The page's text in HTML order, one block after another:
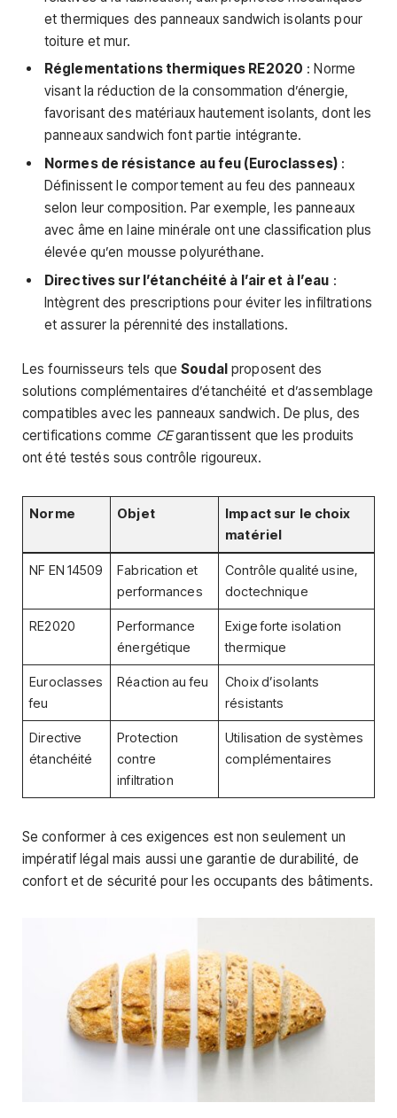
et thermiques des panneaux sandwich isolants pour
toiture et mur.
Réglementations thermiques RE2020 : Norme
visant la réduction de la consommation d’énergie,
favorisant des matériaux hautement isolants, dont les
panneaux sandwich font partie intégrante.
Normes de résistance au feu (Euroclasses) :
Définissent le comportement au feu des panneaux
selon leur composition. Par exemple, les panneaux
avec âme en laine minérale ont une classification plus
élevée qu’en mousse polyuréthane.
Directives sur l’étanchéité à l’air et à l’eau :
Intègrent des prescriptions pour éviter les infiltrations
et assurer la pérennité des installations.
Les fournisseurs tels queSoudalproposent des
solutions complémentaires d’étanchéité et d’assemblage
compatibles avec les panneaux sandwich. De plus, des
certifications comme CEgarantissent que les produits
ont été testés sous contrôle rigoureux.
Norme Objet
Impact sur le choix
matériel
NF EN 14509
Fabrication et
performances
Contrôle qualité usine,
doctechnique
RE2020
Performance
énergétique
Exige forte isolation
thermique
Euroclasses
feu
Réaction au feu
Choix d’isolants
résistants
Directive
étanchéité
Protection
contre
infiltration
Utilisation de systèmes
complémentaires
Se conformer à ces exigences est non seulement un
impératif légal mais aussi une garantie de durabilité, de
confort et de sécurité pour les occupants des bâtiments.